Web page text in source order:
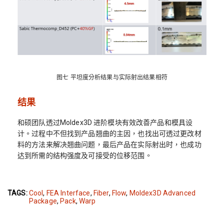
图七 平坦度分析结果与实际射出结果相符
结果
和硕团队透过Moldex3D 进阶模块有效改善产品和模具设
计。过程中不但找到产品翘曲的主因，也找出可透过更改材
料的方法来解决翘曲问题，最后产品在实际射出时，也成功
达到所需的结构强度及可接受的位移范围。
TAGS:Cool, FEA Interface, Fiber, Flow, Moldex3D Advanced
Package, Pack, Warp